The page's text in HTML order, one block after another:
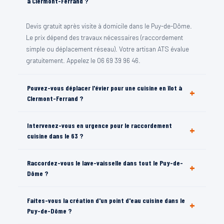
Devis gratuit après visite à domicile dans le Puy-de-Dôme.
Le prix dépend des travaux nécessaires (raccordement
simple ou déplacement réseau). Votre artisan ATS évalue
gratuitement. Appelez le 06 69 39 96 46.
Pouvez-vous déplacer l'évier pour une cuisine en îlot à
Clermont-Ferrand ?
+
Oui — votre artisan ATS maîtrise le passage d'évacuation
sous dalle pour les cuisines en îlot central dans le Puy-de-
Intervenez-vous en urgence pour le raccordement
cuisine dans le 63 ?
+
Oui — 7j/7 H24 dans tout le Puy-de-Dôme. Mitigeur cassé,
fuite sous évier, LV non raccordé. Photo WhatsApp au 06
Raccordez-vous le lave-vaisselle dans tout le Puy-de-
Dôme ?
+
Oui — branchement lave-vaisselle (alimentation eau +
évacuation) partout dans le 63. Intervention rapide. Devis
Faites-vous la création d'un point d'eau cuisine dans le
Puy-de-Dôme ?
+